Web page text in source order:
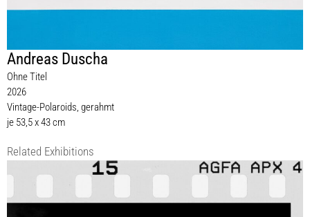
Andreas Duscha
Ohne Titel
2026
Vintage-Polaroids, gerahmt
je 53,5 x 43 cm
Related Exhibitions